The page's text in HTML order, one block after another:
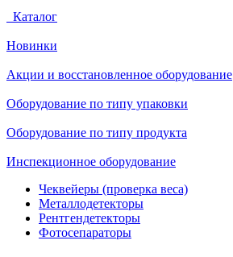
Каталог
Новинки
Акции и восстановленное оборудование
Оборудование по типу упаковки
Оборудование по типу продукта
Инспекционное оборудование
Чеквейеры (проверка веса)
Металлодетекторы
Рентгендетекторы
Фотосепараторы